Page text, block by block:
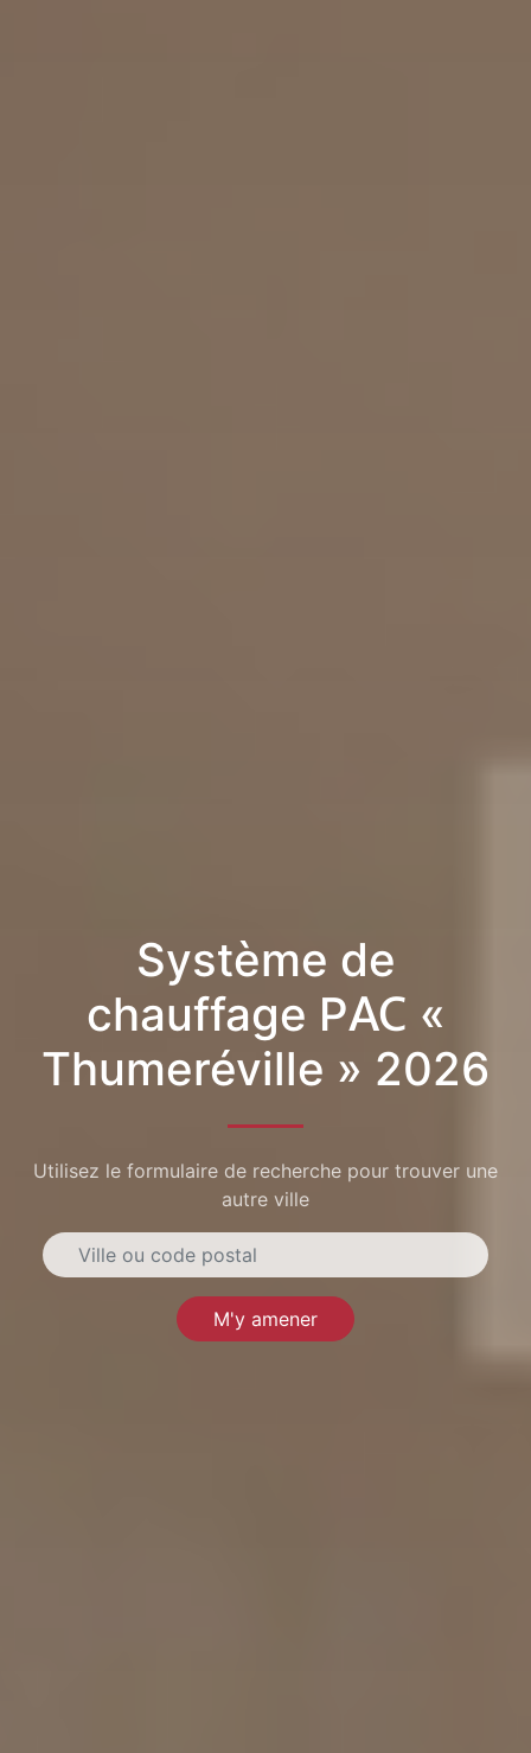
Système de
chauffage PAC «
Thumeréville » 2026
Utilisez le formulaire de recherche pour trouver une
autre ville
M'y amener